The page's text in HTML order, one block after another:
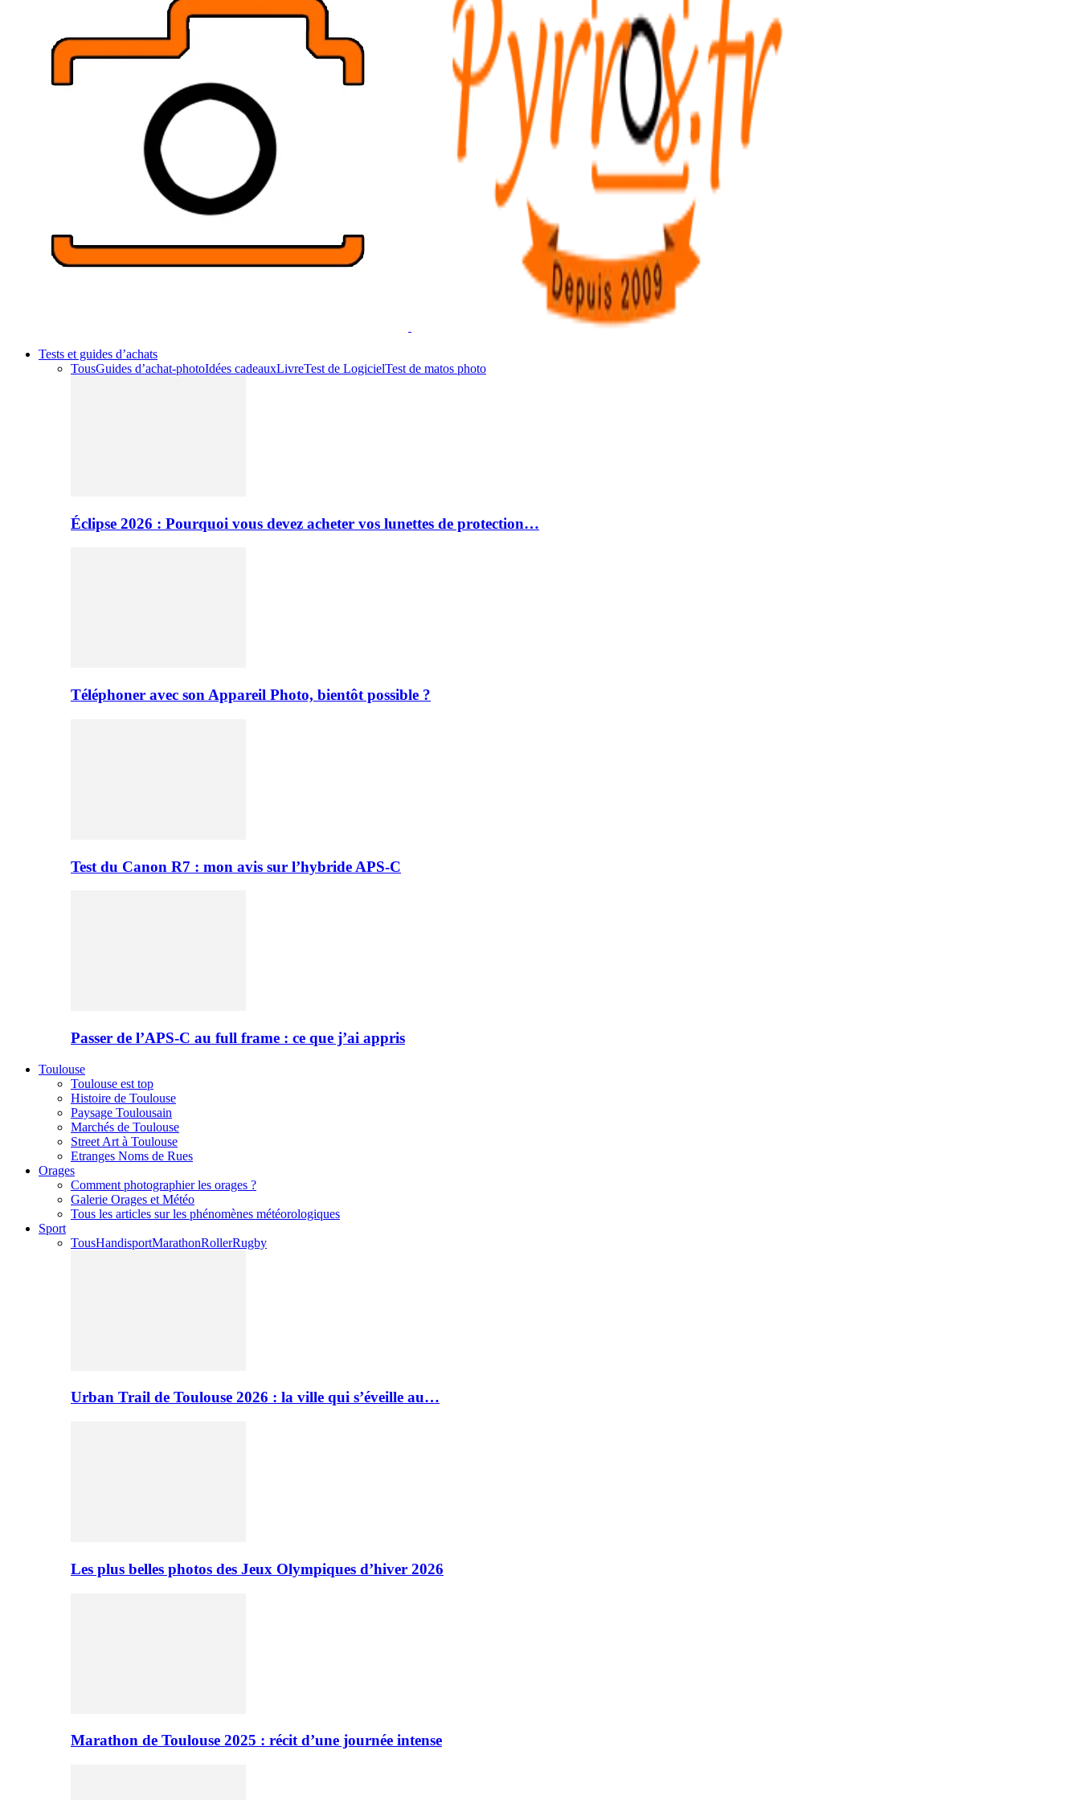
Tests et guides d’achats
TousGuides d’achat-photoIdées cadeauxLivreTest de LogicielTest de matos photo
Éclipse 2026 : Pourquoi vous devez acheter vos lunettes de protection…
Téléphoner avec son Appareil Photo, bientôt possible ?
Test du Canon R7 : mon avis sur l’hybride APS-C
Passer de l’APS-C au full frame : ce que j’ai appris
Toulouse
Toulouse est top
Histoire de Toulouse
Paysage Toulousain
Marchés de Toulouse
Street Art à Toulouse
Etranges Noms de Rues
Orages
Comment photographier les orages ?
Galerie Orages et Météo
Tous les articles sur les phénomènes météorologiques
Sport
TousHandisportMarathonRollerRugby
Urban Trail de Toulouse 2026 : la ville qui s’éveille au…
Les plus belles photos des Jeux Olympiques d’hiver 2026
Marathon de Toulouse 2025 : récit d’une journée intense